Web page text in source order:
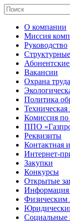
О компании
Миссия
Руководство
Вакансии
Охрана труда
Политика
Техническая
Комиссия по
ППО
Реквизиты
Контактная
Интернет-
Закупки
Конкурсы
Открытые
Информация
Физическим
Социальные